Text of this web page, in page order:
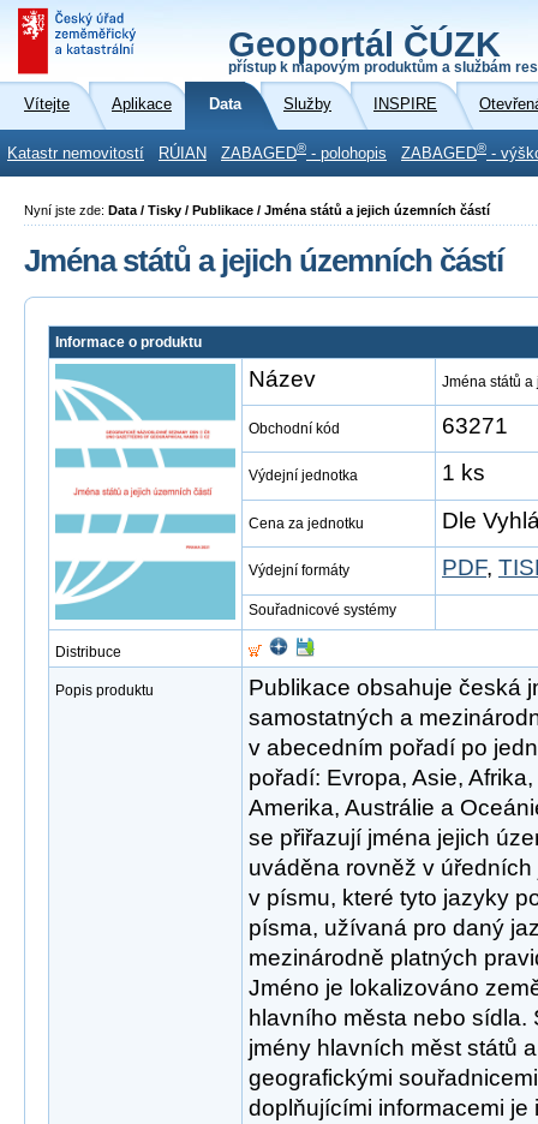
Geoportál ČÚZK
přístup k mapovým produktům a službám
Vítejte Aplikace Data Služby INSPIRE
Katastr nemovitostí RÚIAN ZABAGED® - polohopis ZABAGED® -
Nyní jste zde: Data / Tisky / Publikace / Jména států a jejich územních částí
Jména států a jejich územních částí
Informace o produktu
Název Jména států
Obchodní kód 63271
Výdejní jednotka 1 ks
Cena za jednotku Dle
Výdejní formáty PDF,
Souřadnicové systémy
Distribuce
Popis produktu
Publikace obsahuje česká
samostatných a
v abecedním pořadí po
pořadí: Evropa, Asie,
Amerika, Austrálie a
se přiřazují jména jejich
uváděna rovněž v
v písmu, které tyto jazyky
písma, užívaná pro daný
mezinárodně platných
Jméno je lokalizováno
hlavního města nebo sídla.
jmény hlavních měst států
geografickými
doplňujícími informacemi je